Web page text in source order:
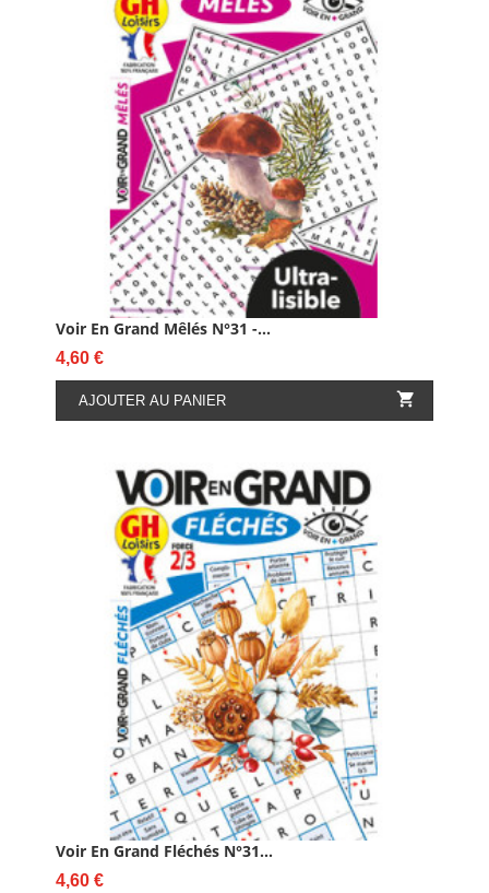
Voir En Grand Mêlés N°31 -...
Prix
4,60 €
AJOUTER AU PANIER 
Voir En Grand Fléchés N°31...
Prix
4,60 €